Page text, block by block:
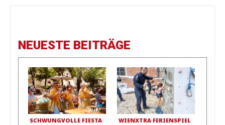
NEUESTE BEITRÄGE
SCHWUNGVOLLE FIESTA WIENXTRA FERIENSPIEL